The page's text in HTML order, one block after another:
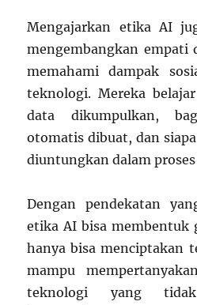
Mengajarkan etika AI
mengembangkan
memahami dampak
teknologi. Mereka
data dikumpulkan,
otomatis dibuat, dan
diuntungkan dalam
Dengan pendekatan
etika AI bisa membentuk
hanya bisa menciptakan
mampu
teknologi yang